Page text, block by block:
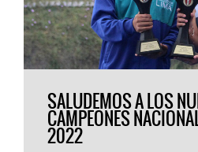
SALUDEMOS A LOS
CAMPEONES
2022